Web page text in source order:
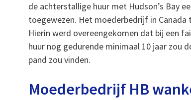
de achterstallige huur met Hudson’s Bay
toegewezen. Het moederbedrijf in Canada
Hierin werd overeengekomen dat bij een
huur nog gedurende minimaal 10 jaar zou
pand zou vinden.
Moederbedrijf HB